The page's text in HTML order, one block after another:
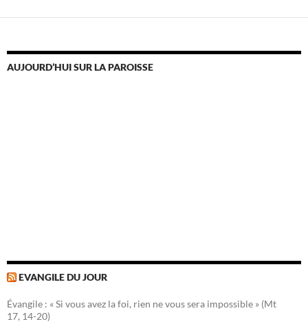
AUJOURD’HUI SUR LA PAROISSE
EVANGILE DU JOUR
Évangile : « Si vous avez la foi, rien ne vous sera impossible » (Mt
17, 14-20)